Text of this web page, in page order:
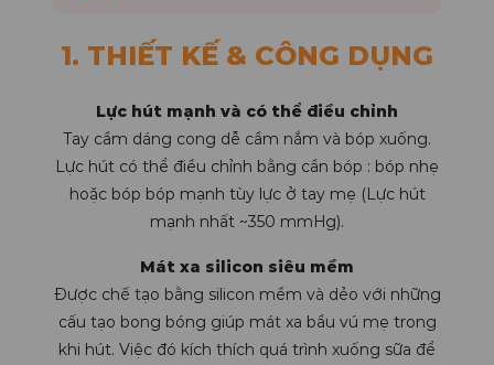
1. THIẾT KẾ & CÔNG DỤNG
Lực hút mạnh và có thể điều chỉnh
Tay cầm dáng cong dễ cầm nắm và bóp xuống.
Lực hút có thể điều chỉnh bằng cần bóp : bóp nhẹ
hoặc bóp bóp mạnh tùy lực ở tay mẹ (Lực hút
mạnh nhất ~350 mmHg).
Mát xa silicon siêu mềm
Được chế tạo bằng silicon mềm và dẻo với những
cấu tạo bong bóng giúp mát xa bầu vú mẹ trong
khi hút. Việc đó kích thích quá trình xuống sữa để